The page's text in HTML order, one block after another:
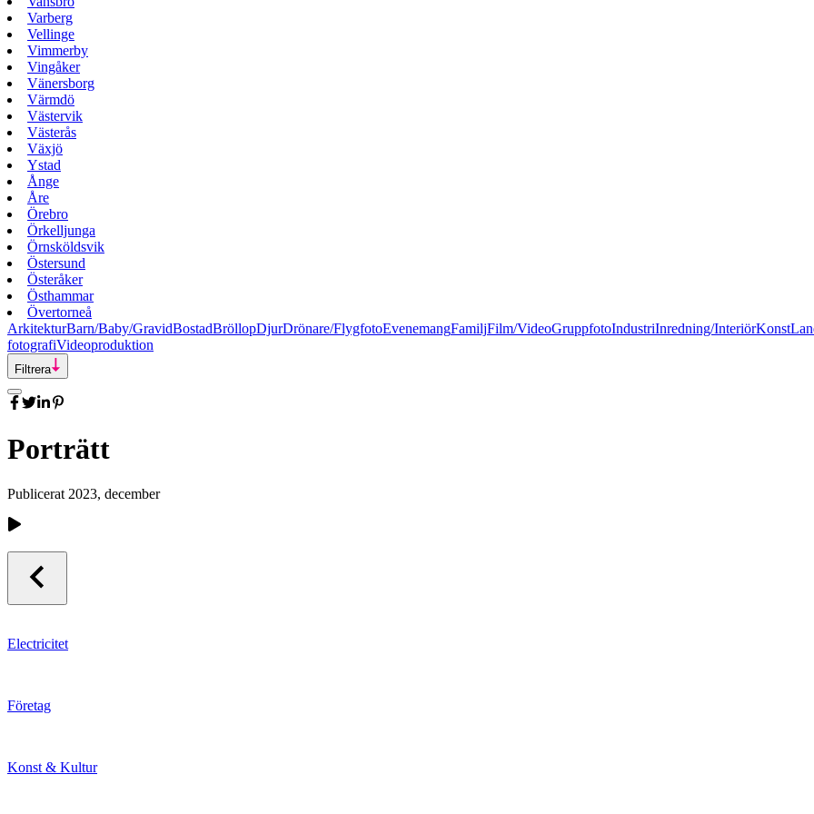
Varberg
Vellinge
Vimmerby
Vingåker
Vänersborg
Värmdö
Västervik
Västerås
Växjö
Ystad
Ånge
Åre
Örebro
Örkelljunga
Örnsköldsvik
Östersund
Österåker
Östhammar
Övertorneå
ArkitekturBarn/Baby/GravidBostadBröllopDjurDrönare/FlygfotoEvenemangFamiljFilm/VideoGruppfotoIndustriInredning/InteriörKonst
fotografiVideoproduktion
Filtrera
Porträtt
Publicerat 2023, december
Electricitet
Företag
Konst & Kultur